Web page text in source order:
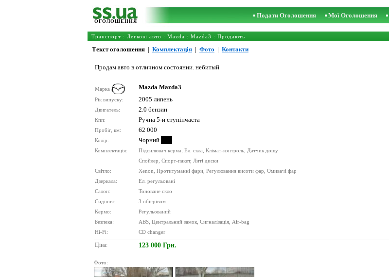
ОГОЛОШЕННЯ
Подати Оголошення Мої Оголошення
Транспорт : Легкові авто : Mazda : Mazda3 : Продають
Текст оголошення | Комплектація | Фото | Контакти
Продам авто в отличном состоянии. небитый
Марка Mazda Mazda3
Рік випуску: 2005 липень
Двигатель: 2.0 бензин
Кпп: Ручна 5-и ступінчаста
Пробіг, км: 62 000
Колір: Чорний
Комплектація:
Підсилювач керма, Ел. скла, Клімат-контроль, Датчик дощу
Спойлер, Спорт-пакет, Литі диски
Світло:
Xenon, Протитуманні фари, Регулювання висоти фар, Омивачі фар
Дзеркала:
Ел. регульовані
Салон:
Тоноване скло
Сидіння:
З обігрівом
Кермо:
Регульований
Безпека:
ABS, Центральний замок, Сигналізація, Air-bag
Hi-Fi:
CD changer
Ціна: 123 000 Грн.
Фото: